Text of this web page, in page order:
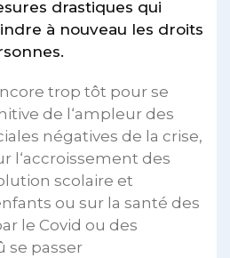
drastiques qui
à nouveau les droits
trop tôt pour se
de l‘ampleur des
négatives de la crise,
l‘accroissement des
scolaire et
ou sur la santé des
le Covid ou des
se passer